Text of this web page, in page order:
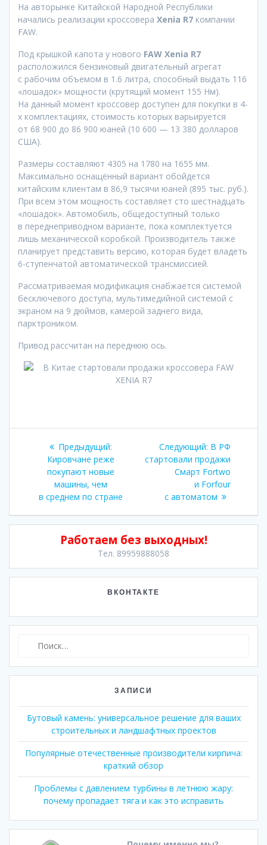
На авторынке Китайской Народной Республики
начались реализации кроссовера Xenia R7 компании
FAW.
Под крышкой капота у нового FAW Xenia R7
расположился бензиновый двигательный агрегат
с рабочим объемом в 1.6 литра, способный выдать 116
«лошадок» мощности (крутящий момент 155 Нм).
На данный момент кроссовер доступен для покупки в 4-
х комплектациях, стоимость которых варьируется
от 68 900 до 86 900 юаней (10 600 — 13 380 долларов
США).
Размеры составляют 4305 на 1780 на 1655 мм.
Максимально оснащённый вариант обойдется
китайским клиентам в 86,9 тысячи юаней (895 тыс. руб.).
При всем этом мощность составляет сто шестнадцать
«лошадок». Автомобиль, общедоступный только
в переднеприводном варианте, пока комплектуется
лишь механической коробкой. Производитель также
планирует представить версию, которая будет владеть
6-ступенчатой автоматической трансмиссией.
Рассматриваемая модификация снабжается системой
бесключевого доступа, мультимедийной системой с
экраном на 9 дюймов, камерой заднего вида,
парктроником.
Привод рассчитан на переднюю ось.
Навигация
записям
Предыдущий:Предыдущая
запись:
Кировчане реже
покупают новые
машины, чем
в среднем по стране
Следующий: Следующая
запись:
В РФ
стартовали продажи
Смарт Fortwo
и Forfour
с автоматом
Работаем без выходных!
Тел. 89959888058
ВКОНТАКТЕ
ЗАПИСИ
Бутовый камень: универсальное решение для ваших
строительных и ландшафтных проектов
Популярные отечественные производители кирпича:
краткий обзор
Проблемы с давлением турбины в летнюю жару:
почему пропадает тяга и как это исправить